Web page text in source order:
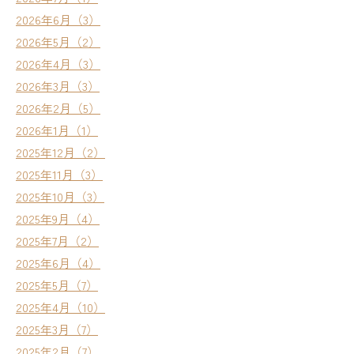
2026年6月（3）
2026年5月（2）
2026年4月（3）
2026年3月（3）
2026年2月（5）
2026年1月（1）
2025年12月（2）
2025年11月（3）
2025年10月（3）
2025年9月（4）
2025年7月（2）
2025年6月（4）
2025年5月（7）
2025年4月（10）
2025年3月（7）